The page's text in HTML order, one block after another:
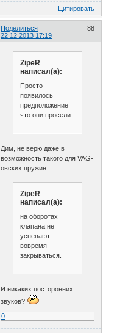
Цитировать
Поделиться
88
22.12.2013 17:19
ZipeR
написал(а):
Просто
появилось
предположение
что они просели
Дим, не верю даже в
возможность такого для VAG-
овских пружин.
ZipeR
написал(а):
на оборотах
клапана не
успевают
вовремя
закрываться.
И никаких посторонних
звуков?
0